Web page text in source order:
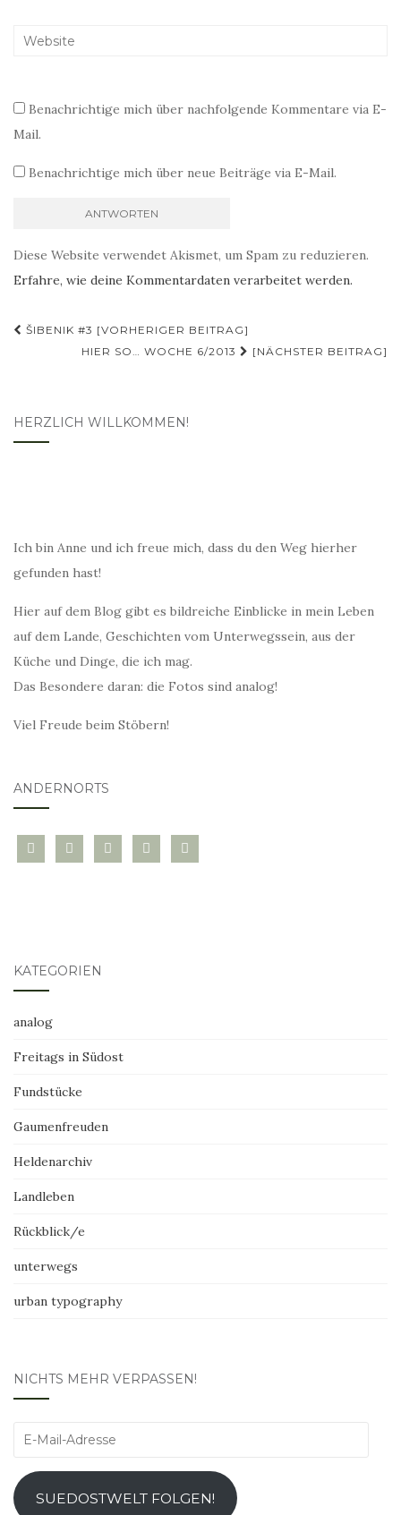
Benachrichtige mich über nachfolgende Kommentare via E-
Mail.
Benachrichtige mich über neue Beiträge via E-Mail.
Diese Website verwendet Akismet, um Spam zu reduzieren.
Erfahre, wie deine Kommentardaten verarbeitet werden.
Beitragsnavigation
ŠIBENIK #3 [VORHERIGER BEITRAG]
HIER SO… WOCHE 6/2013
[NÄCHSTER BEITRAG]
HERZLICH WILLKOMMEN!
Ich bin Anne und ich freue mich, dass du den Weg hierher
gefunden hast!
Hier auf dem Blog gibt es bildreiche Einblicke in mein Leben
auf dem Lande, Geschichten vom Unterwegssein, aus der
Küche und Dinge, die ich mag.
Das Besondere daran: die Fotos sind analog!
Viel Freude beim Stöbern!
ANDERNORTS
bloglovininstagramtwitter pinterest
mail
KATEGORIEN
analog
Freitags in Südost
Fundstücke
Gaumenfreuden
Heldenarchiv
Landleben
Rückblick/e
unterwegs
urban typography
NICHTS MEHR VERPASSEN!
E-
Adresse
SUEDOSTWELT FOLGEN!